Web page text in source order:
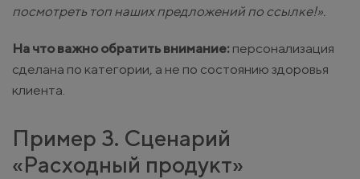
посмотреть топ наших предложений по ссылке!».
На что важно обратить внимание: персонализация
сделана по категории, а не по состоянию здоровья
клиента.
Пример 3. Сценарий
«Расходный продукт»